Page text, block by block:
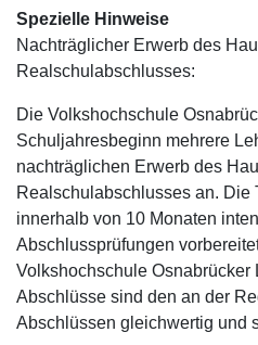
Spezielle Hinweise
Nachträglicher Erwerb des
Realschulabschlusses:
Die Volkshochschule
Schuljahresbeginn mehrere
nachträglichen Erwerb des
Realschulabschlusses an. Die
innerhalb von 10 Monaten
Abschlussprüfungen
Volkshochschule Osnabrücker
Abschlüsse sind den an der
Abschlüssen gleichwertig und